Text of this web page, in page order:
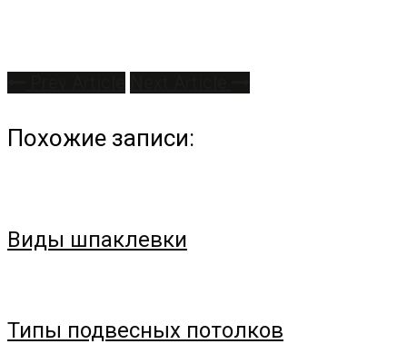
Похожие записи:
Виды шпаклевки
Типы подвесных потолков